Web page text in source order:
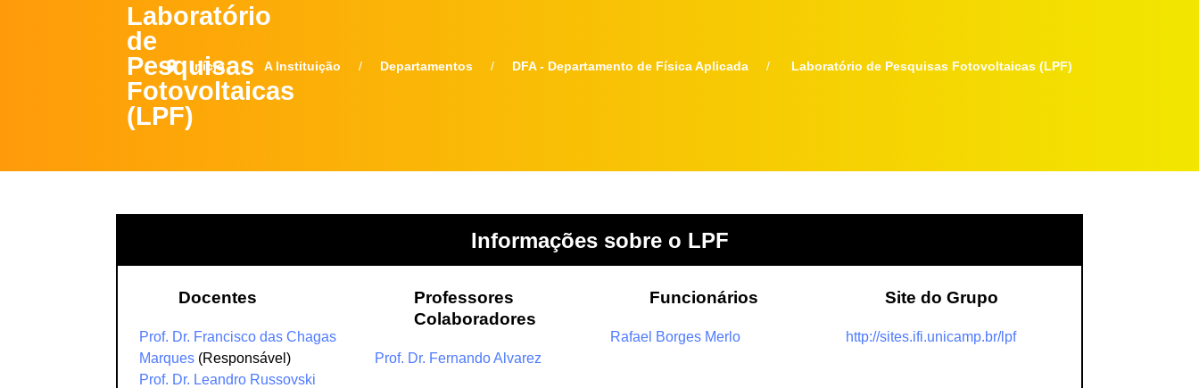
Laboratório
de
Pesquisas
Fotovoltaicas
(LPF)
Início A Instituição Departamentos DFA - Departamento de Física Aplicada Laboratório de Pesquisas Fotovoltaicas (LPF)
Informações sobre o LPF
Docentes
Prof. Dr. Francisco das Chagas
Marques (Responsável)
Prof. Dr. Leandro Russovski
Professores
Colaboradores
Prof. Dr. Fernando Alvarez
Funcionários
Rafael Borges Merlo
Site do Grupo
http://sites.ifi.unicamp.br/lpf